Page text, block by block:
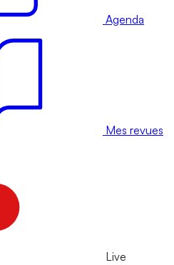
Agenda
Mes revues
Live